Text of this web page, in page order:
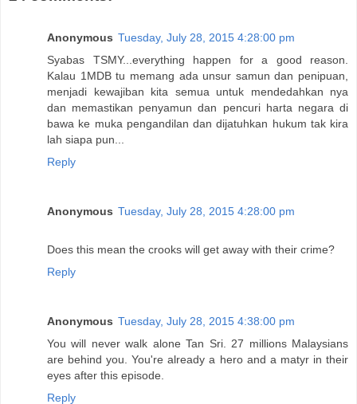
Anonymous Tuesday, July 28, 2015 4:28:00 pm
Syabas TSMY...everything happen for a good reason.
Kalau 1MDB tu memang ada unsur samun dan penipuan,
menjadi kewajiban kita semua untuk mendedahkan nya
dan memastikan penyamun dan pencuri harta negara di
bawa ke muka pengandilan dan dijatuhkan hukum tak kira
lah siapa pun...
Reply
Anonymous Tuesday, July 28, 2015 4:28:00 pm
Does this mean the crooks will get away with their crime?
Reply
Anonymous Tuesday, July 28, 2015 4:38:00 pm
You will never walk alone Tan Sri. 27 millions Malaysians
are behind you. You're already a hero and a matyr in their
eyes after this episode.
Reply